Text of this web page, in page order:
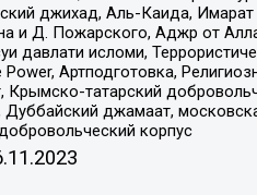
джихад, Аль-Каида, Имарат
и Д. Пожарского, Аджр от
давлати исломи,
Артподготовка,
Крымско-татарский
джамаат,
корпус